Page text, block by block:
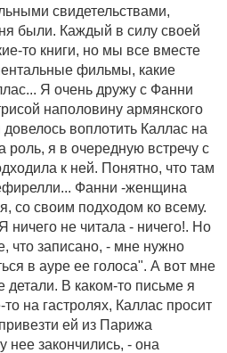
свидетельствами,
были. Каждый в силу своей
то книги, но мы все вместе
фильмы, какие
Я очень дружу с Фанни
наполовину армянского
воплотить Каллас на
роль, я в очередную встречу с
к ней. Понятно, что там
Фанни -женщина
со своим подходом ко всему.
ничего не читала - ничего!. Но
что записано, - мне нужно
в ауре ее голоса". А вот мне
детали. В каком-то письме я
на гастролях, Каллас просит
ей из Парижа
закончились, - она